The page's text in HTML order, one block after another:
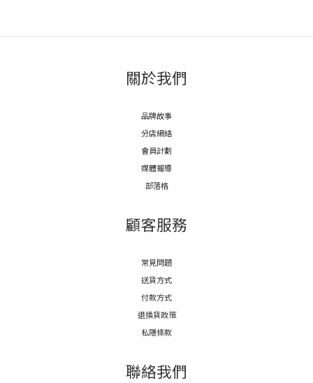
關於我們
品牌故事
分店網絡
會員計劃
媒體報導
部落格
顧客服務
常見問題
送貨方式
付款方式
退換貨政策
私隱條款
聯絡我們